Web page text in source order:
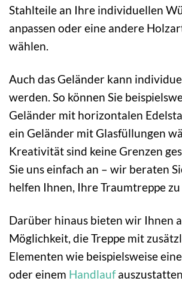
Stahlteile an Ihre individuellen
anpassen oder eine andere
wählen.
Auch das Geländer kann
werden. So können Sie
Geländer mit horizontalen
ein Geländer mit Glasfüllungen
Kreativität sind keine Grenzen
Sie uns einfach an – wir beraten
helfen Ihnen, Ihre Traumtreppe
Darüber hinaus bieten wir Ihnen
Möglichkeit, die Treppe mit
Elementen wie beispielsweise
oder einem Handlauf